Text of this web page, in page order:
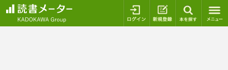
ログイン 新規登録